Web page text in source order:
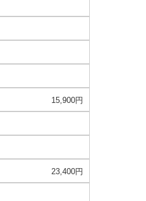
15,900円
23,400円